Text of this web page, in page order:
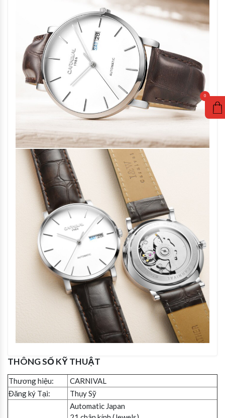
THÔNG SỐ KỸ THUẬT
Thương hiệu:
CARNIVAL
Đăng ký Tại:
Thụy Sỹ
Automatic Japan